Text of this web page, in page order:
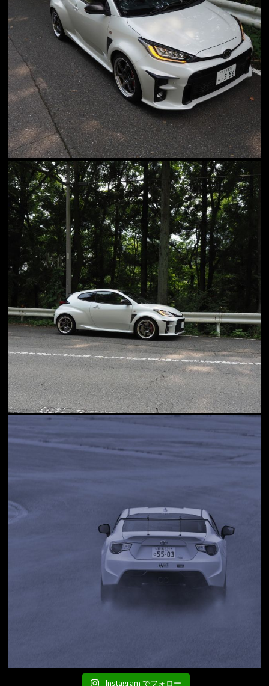
Instagram でフォロー